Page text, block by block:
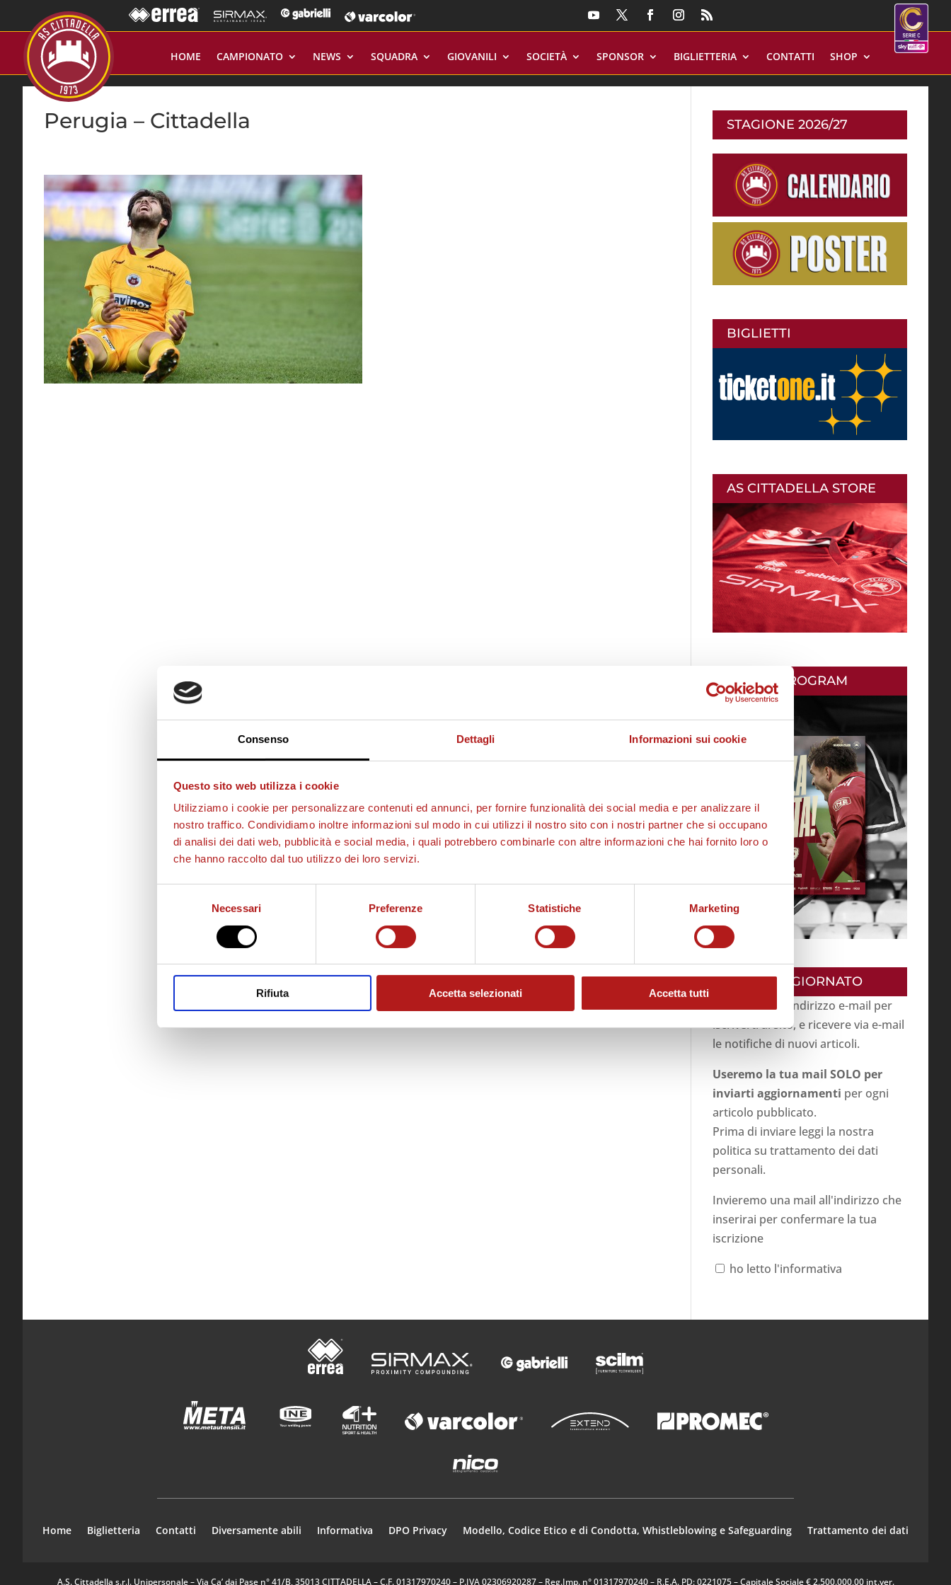
Consenso Dettagli Informazioni sui cookie
Questo sito web utilizza i cookie
Utilizziamo i cookie per personalizzare contenuti ed annunci, per fornire funzionalità dei social media e per analizzare il
nostro traffico. Condividiamo inoltre informazioni sul modo in cui utilizzi il nostro sito con i nostri partner che si occupano
di analisi dei dati web, pubblicità e social media, i quali potrebbero combinarle con altre informazioni che hai fornito loro o
che hanno raccolto dal tuo utilizzo dei loro servizi.
Necessari Preferenze Statistiche Marketing
Rifiuta Accetta selezionati Accetta tutti
HOME CAMPIONATO NEWS SQUADRA GIOVANILI SOCIETÀ SPONSOR BIGLIETTERIA CONTATTI SHOP
Perugia – Cittadella STAGIONE 2026/27
BIGLIETTI
AS CITTADELLA STORE
MATCH PROGRAM
RESTA AGGIORNATO
Inserisci il tuo indirizzo e-mail per
iscriverti al sito, e ricevere via e-mail
le notifiche di nuovi articoli.
Useremo la tua mail SOLO per
inviarti aggiornamenti per ogni
articolo pubblicato.
Prima di inviare leggi la nostra
politica su trattamento dei dati
personali.
Invieremo una mail all'indirizzo che
inserirai per confermare la tua
iscrizione
ho letto l'informativa
Home Biglietteria Contatti Diversamente abili Informativa DPO Privacy Modello, Codice Etico e di Condotta, Whistleblowing e Safeguarding Trattamento dei dati
A.S. Cittadella s.r.l. Unipersonale – Via Ca’ dai Pase n° 41/B, 35013 CITTADELLA – C.F. 01317970240 – P.IVA 02306920287 – Reg.Imp. n° 01317970240 – R.E.A. PD: 0221075 – Capitale Sociale € 2.500.000,00 int.ver.